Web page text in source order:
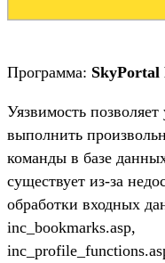
Программа: SkyPortal
Уязвимость
выполнить
команды в базе
существует из-за
обработки входных
inc_bookmarks.asp,